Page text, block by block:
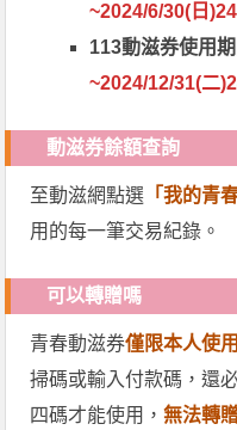
~2024/6/30(日
113動滋券使用期
~2024/12/31(二
動滋券餘額查詢
至動滋網點選 「我的青
用的每一筆交易紀錄。
可以轉贈嗎
青春動滋券僅限本人使用
掃碼或輸入付款碼，還
四碼才能使用，無法轉